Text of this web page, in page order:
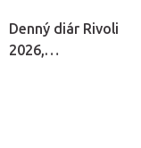
Denný diár Rivoli
2026,